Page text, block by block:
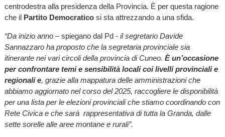
centrodestra alla presidenza della Provincia. È per questa ragione
che il Partito Democraticosi sta attrezzando a una sfida.
“Da inizio anno– spiegano dal Pd - il segretario Davide
Sannazzaro ha proposto che la segretaria provinciale sia
itinerante nei vari circoli della provincia di Cuneo. È un’occasione
per confrontare temi e sensibilità locali coi livelli provinciali e
regionali e, grazie alla mappatura delle amministrazioni che
abbiamo aggiornato nel corso del 2025, raccogliere le disponibilità
per una lista per le elezioni provinciali che stiamo coordinando con
Rete Civica e che sarà rappresentativa di tutta la Granda, dalle
sette sorelle alle aree montane e rurali”.